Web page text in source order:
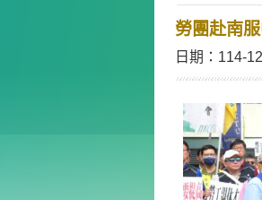
勞團赴南
日期：114-